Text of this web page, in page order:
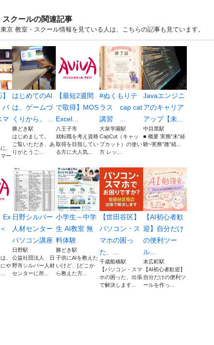
クールの関連記事
京 教室・スクール情報を見ている人は、こちらの記事も見ています。
パ
マ
、
ー
はじめてのAI
は、ゲームづ
くりから。 ...
勝どき駅
はじめまして。
ご覧いただき、あ
りがとうご...
【最短2週間
で取得】MOS
Excel...
八王子市
就転職を考え資格
取得を目指してい
る方に大人気...
#ぬくもりテ
ラス cap cat
講習 ...
大泉学園駅
CapCut（キャッ
プカット）の使い
方 レッ...
Javaエンジニ
アのキャリア
アップ【未...
中目黒駅
■ 概要 実務”未”経
験~実務”微”経...
Ex
、
や
日野シルバー
人材センター
パソコン講座
日野駅
公益社団法人 日
野市シルバー人材
センターに所...
小学生～中学
生 AI教室 無
料体験
勝どき駅
子供にAIを教えた
いけど、[どこか
ら教えた方...
【世田谷区】
パソコン・ス
マホの困っ
た、...
千歳船橋駅
【パソコン・スマ
ホの困った、出張
で解決します...
【AI初心者歓
迎】自分だけ
の便利ツー
ル...
末広町駅
【AI初心者歓迎】
自分だけの便利ツ
ールを作っ...